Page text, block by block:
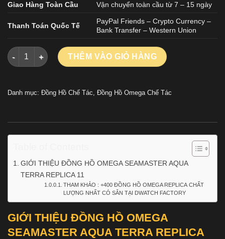
Giao Hàng Toàn Cầu Vận chuyển toàn cầu từ 7 – 15 ngày
Thanh Toán Quốc Tế
PayPal Friends – Crypto Currency –
Bank Transfer – Western Union
ĐỒNG HỒ OMEGA SEAMASTER AQUA TERRA REPLICA 11
THÊM VÀO GIỎ HÀNG
Danh mục: Đồng Hồ Chế Tác, Đồng Hồ Omega Chế Tác
GIỚI THIỆU ĐỒNG HỒ OMEGA SEAMASTER AQUA
TERRA REPLICA 11
THAM KHẢO : +400 ĐỒNG HỒ OMEGA REPLICA CHẤT
LƯỢNG NHẤT CÓ SẴN TẠI DWATCH FACTORY
GIỚI THIỆU ĐỒNG HỒ OMEGA
SEAMASTER AQUA TERRA REPLICA